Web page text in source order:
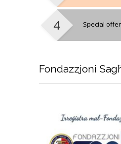
Special
Fondazzjoni